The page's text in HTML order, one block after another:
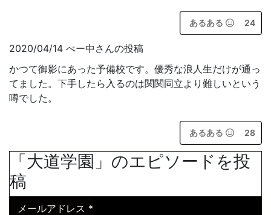
あるある 24
2020/04/14 べー中さんの投稿
かつて御影にあった予備校です。優秀な浪人生だけが通っ
てました。下手したら入るのは関関同立より難しいという
噂でした。
あるある 28
「大道学園」のエピソードを投
稿
メールアドレス *